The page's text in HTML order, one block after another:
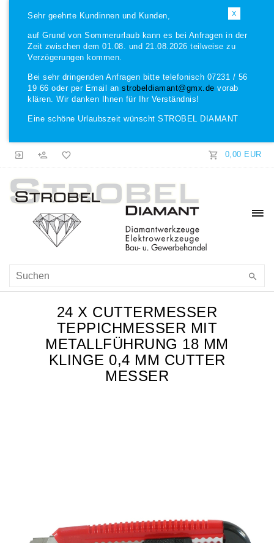
X
Sehr geehrte Kundinnen und Kunden,
auf Grund von Sommerurlaub kann es bei Anfragen in der
Zeit zwischen dem 01.08. und 21.08.2026 teilweise zu
Verzögerungen kommen.
Bei sehr dringenden Anfragen bitte telefonisch 07231 / 56
19 66 oder per Email an strobeldiamant@gmx.de vorab
klären. Wir danken Ihnen für Ihr Verständnis!
Eine schöne Urlaubszeit wünscht STROBEL DIAMANT
0,00 EUR
24 X CUTTERMESSER
TEPPICHMESSER MIT
METALLFÜHRUNG 18 MM
KLINGE 0,4 MM CUTTER
MESSER